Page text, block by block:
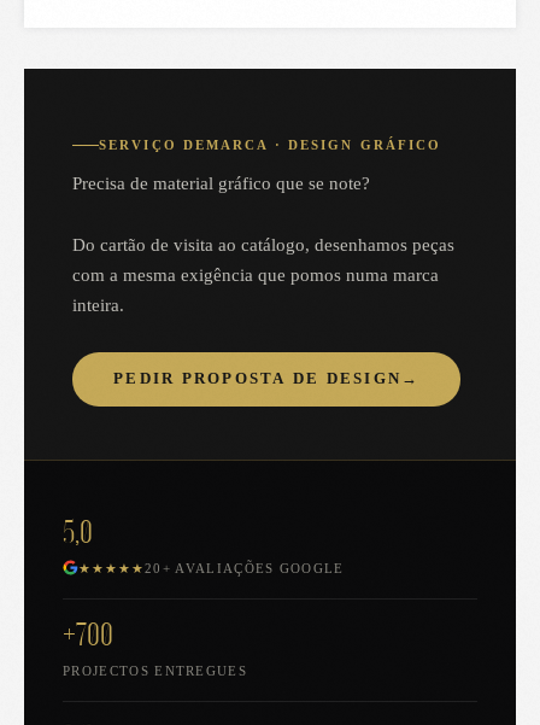
SERVIÇO DEMARCA · DESIGN GRÁFICO
Precisa de material gráfico que se note?
Do cartão de visita ao catálogo, desenhamos peças
com a mesma exigência que pomos numa marca
inteira.
PEDIR PROPOSTA DE DESIGN →
5,0
★★★★★20+ AVALIAÇÕES GOOGLE
+700
PROJECTOS ENTREGUES